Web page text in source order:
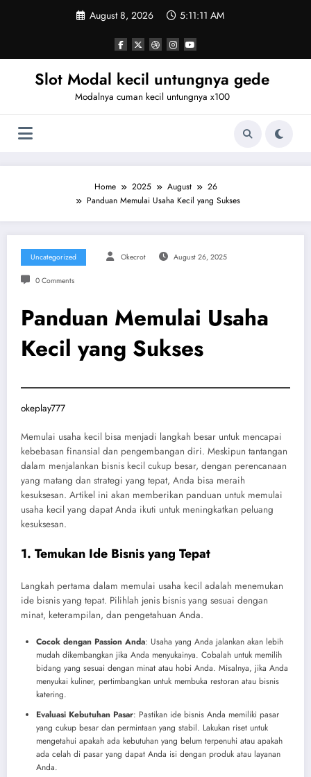
August 8, 2026 5:11:11 AM
Slot Modal kecil untungnya gede
Modalnya cuman kecil untungnya x100
Home 2025 August
26
Panduan Memulai Usaha Kecil yang Sukses
Uncategorized Okecrot August 26, 2025
0 Comments
Panduan Memulai Usaha
Kecil yang Sukses
okeplay777
Memulai usaha kecil bisa menjadi langkah besar untuk mencapai
kebebasan finansial dan pengembangan diri. Meskipun tantangan
dalam menjalankan bisnis kecil cukup besar, dengan perencanaan
yang matang dan strategi yang tepat, Anda bisa meraih
kesuksesan. Artikel ini akan memberikan panduan untuk memulai
usaha kecil yang dapat Anda ikuti untuk meningkatkan peluang
kesuksesan.
1. Temukan Ide Bisnis yang Tepat
Langkah pertama dalam memulai usaha kecil adalah menemukan
ide bisnis yang tepat. Pilihlah jenis bisnis yang sesuai dengan
minat, keterampilan, dan pengetahuan Anda.
Cocok dengan Passion Anda: Usaha yang Anda jalankan akan lebih
mudah dikembangkan jika Anda menyukainya. Cobalah untuk memilih
bidang yang sesuai dengan minat atau hobi Anda. Misalnya, jika Anda
menyukai kuliner, pertimbangkan untuk membuka restoran atau bisnis
katering.
Evaluasi Kebutuhan Pasar: Pastikan ide bisnis Anda memiliki pasar
yang cukup besar dan permintaan yang stabil. Lakukan riset untuk
mengetahui apakah ada kebutuhan yang belum terpenuhi atau apakah
ada celah di pasar yang dapat Anda isi dengan produk atau layanan
Anda.